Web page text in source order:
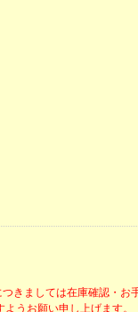
きましては在庫確認・
ようお願い申し上げます。